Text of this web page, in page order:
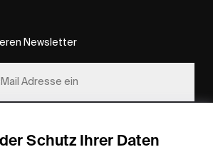
Schutz Ihrer Daten
Newsletter